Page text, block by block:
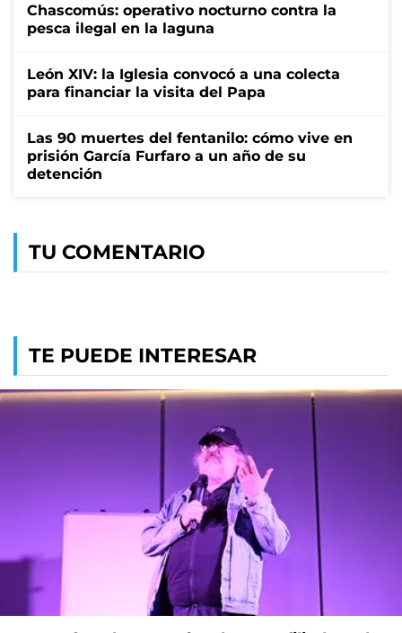
Chascomús: operativo nocturno contra la
pesca ilegal en la laguna
León XIV: la Iglesia convocó a una colecta
para financiar la visita del Papa
Las 90 muertes del fentanilo: cómo vive en
prisión García Furfaro a un año de su
detención
TU COMENTARIO
TE PUEDE INTERESAR